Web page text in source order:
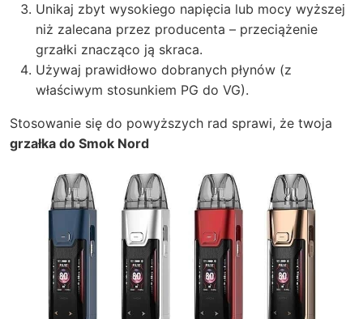
Unikaj zbyt wysokiego napięcia lub mocy wyższej
niż zalecana przez producenta – przeciążenie
grzałki znacząco ją skraca.
Używaj prawidłowo dobranych płynów (z
właściwym stosunkiem PG do VG).
Stosowanie się do powyższych rad sprawi, że twoja
grzałka do Smok Nord